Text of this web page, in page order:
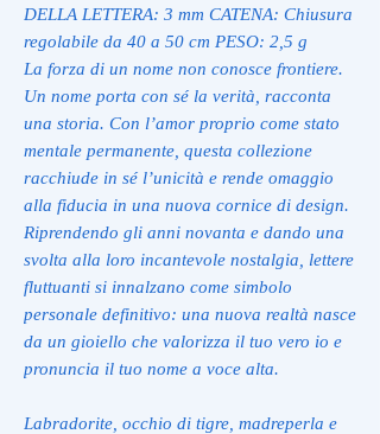
DELLA LETTERA: 3 mm CATENA: Chiusura
regolabile da 40 a 50 cm PESO: 2,5 g
La forza di un nome non conosce frontiere.
Un nome porta con sé la verità, racconta
una storia. Con l’amor proprio come stato
mentale permanente, questa collezione
racchiude in sé l’unicità e rende omaggio
alla fiducia in una nuova cornice di design.
Riprendendo gli anni novanta e dando una
svolta alla loro incantevole nostalgia, lettere
fluttuanti si innalzano come simbolo
personale definitivo: una nuova realtà nasce
da un gioiello che valorizza il tuo vero io e
pronuncia il tuo nome a voce alta.
Labradorite, occhio di tigre, madreperla e